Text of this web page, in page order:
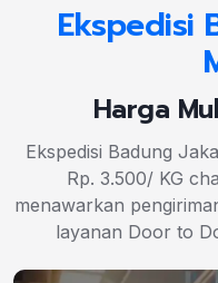
Ekspedisi
Harga
Ekspedisi Badung
Rp. 3.500/ KG
menawarkan
layanan Door to